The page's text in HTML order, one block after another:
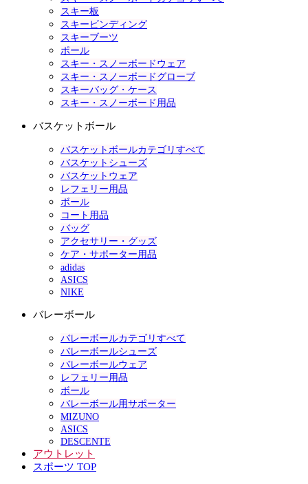
スキー板
スキービンディング
スキーブーツ
ポール
スキー・スノーボードウェア
スキー・スノーボードグローブ
スキーバッグ・ケース
スキー・スノーボード用品
バスケットボール
バスケットボールカテゴリすべて
バスケットシューズ
バスケットウェア
レフェリー用品
ボール
コート用品
バッグ
アクセサリー・グッズ
ケア・サポーター用品
adidas
ASICS
NIKE
バレーボール
バレーボールカテゴリすべて
バレーボールシューズ
バレーボールウェア
レフェリー用品
ボール
バレーボール用サポーター
MIZUNO
ASICS
DESCENTE
アウトレット
スポーツ TOP